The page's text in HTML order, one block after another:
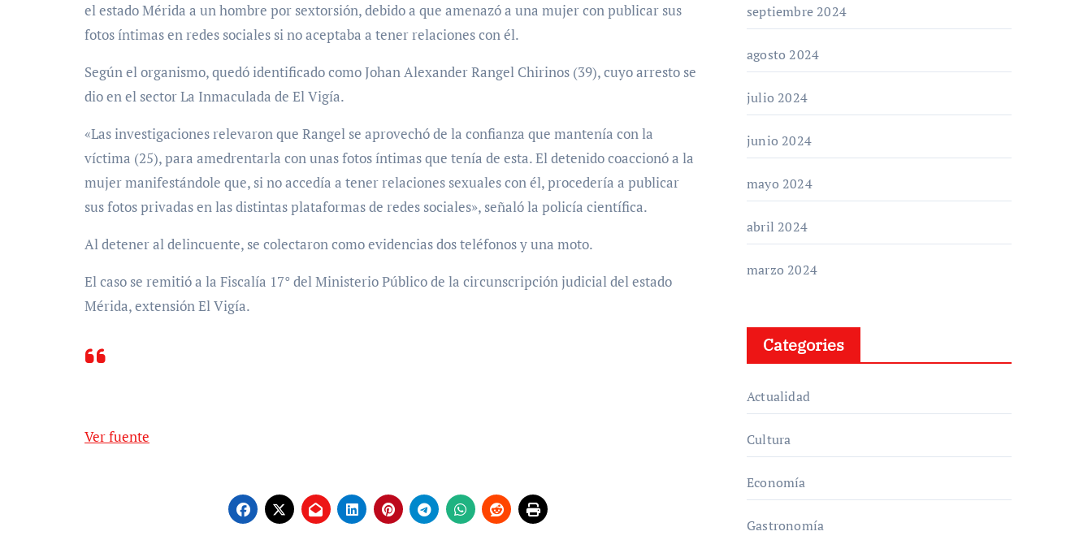
el estado Mérida a un hombre por sextorsión, debido a que amenazó a una mujer con publicar sus
fotos íntimas en redes sociales si no aceptaba a tener relaciones con él.
Según el organismo, quedó identificado como Johan Alexander Rangel Chirinos (39), cuyo arresto se
dio en el sector La Inmaculada de El Vigía.
«Las investigaciones relevaron que Rangel se aprovechó de la confianza que mantenía con la
víctima (25), para amedrentarla con unas fotos íntimas que tenía de esta. El detenido coaccionó a la
mujer manifestándole que, si no accedía a tener relaciones sexuales con él, procedería a publicar
sus fotos privadas en las distintas plataformas de redes sociales», señaló la policía científica.
Al detener al delincuente, se colectaron como evidencias dos teléfonos y una moto.
El caso se remitió a la Fiscalía 17° del Ministerio Público de la circunscripción judicial del estado
Mérida, extensión El Vigía.
Ver fuente
septiembre 2024
agosto 2024
julio 2024
junio 2024
mayo 2024
abril 2024
marzo 2024
Categories
Actualidad
Cultura
Economía
Gastronomía